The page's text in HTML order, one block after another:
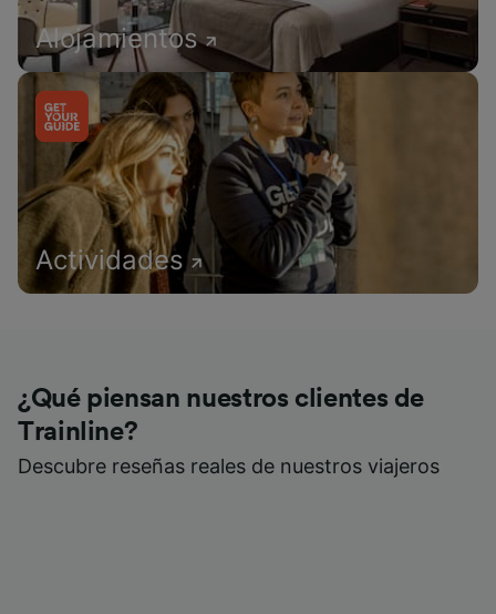
Alojamientos
Actividades
¿Qué piensan nuestros clientes de
Trainline?
Descubre reseñas reales de nuestros viajeros